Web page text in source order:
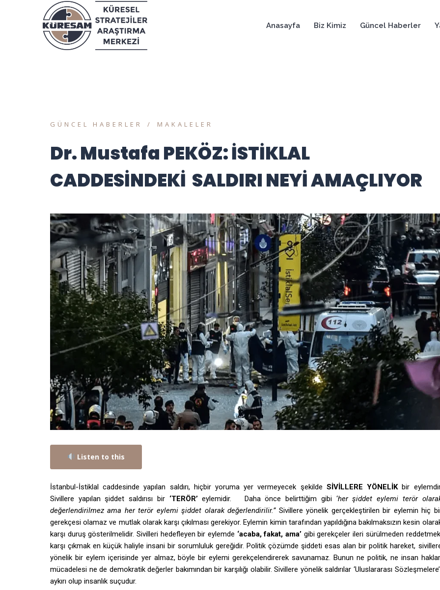
Anasayfa Biz Kimiz Güncel Haberler
GÜNCEL HABERLER MAKALELER
Dr. Mustafa PEKÖZ: İSTİKLAL
CADDESİNDEKİ SALDIRI NEYİ AMAÇLIYOR
Listen to this
İstanbul-İstiklal caddesinde yapılan saldırı, hiçbir yoruma yer vermeyecek şekilde SİVİLLERE YÖNELİKbir
Sivillere yapılan şiddet saldırısı bir ‘TERÖR’eylemidir. Daha önce belirttiğim gibi ‘her şiddet eylemi terör
değerlendirilmez ama her terör eylemi şiddet olarak değerlendirilir.”Sivillere yönelik gerçekleştirilen bir eylemin hiç
gerekçesi olamaz ve mutlak olarak karşı çıkılması gerekiyor. Eylemin kimin tarafından yapıldığına bakılmaksızın kesin
karşı duruş gösterilmelidir. Sivilleri hedefleyen bir eylemde ‘acaba, fakat, ama’ gibi gerekçeler ileri sürülmeden
karşı çıkmak en küçük haliyle insani bir sorumluluk gereğidir. Politik çözümde şiddeti esas alan bir politik hareket,
yönelik bir eylem içerisinde yer almaz, böyle bir eylemi gerekçelendirerek savunamaz. Bunun ne politik, ne insan
mücadelesi ne de demokratik değerler bakımından bir karşılığı olabilir. Sivillere yönelik saldırılar ‘Uluslararası Sözleşmelere’
aykırı olup insanlık suçudur.